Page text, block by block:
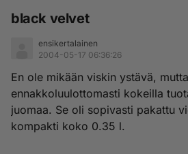
black velvet
ensikertalainen
2004-05-17 06:36:26
En ole mikään viskin ystävä,
ennakkoluulottomasti kokeilla
juomaa. Se oli sopivasti pakattu
kompakti koko 0.35 l.